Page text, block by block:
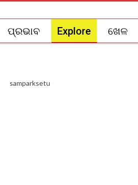
ପ୍ରଭାବ Explore ଖେଳ